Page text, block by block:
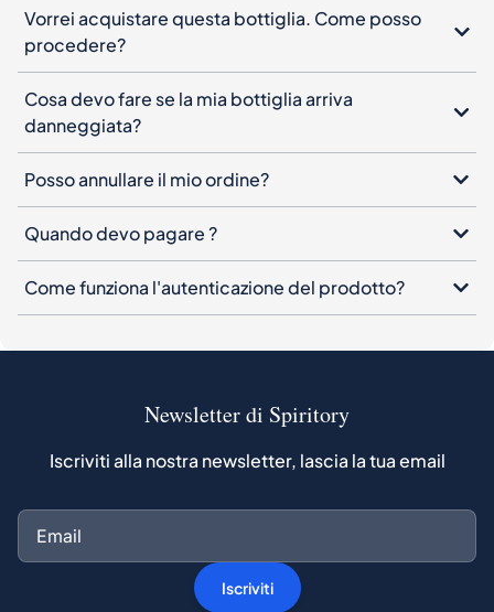
Vorrei acquistare questa bottiglia. Come posso
procedere?
Cosa devo fare se la mia bottiglia arriva
danneggiata?
Posso annullare il mio ordine?
Quando devo pagare ?
Come funziona l'autenticazione del prodotto?
Newsletter di Spiritory
Iscriviti alla nostra newsletter, lascia la tua email
Iscriviti